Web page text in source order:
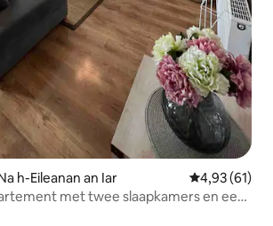
h-Eileanan an Iar Gemiddelde
4,93 (61)
met twee slaapkamers en een